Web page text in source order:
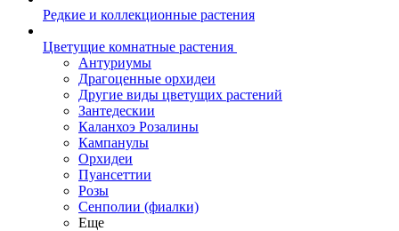
Редкие и коллекционные растения
Цветущие комнатные растения
Антуриумы
Драгоценные орхидеи
Другие виды цветущих растений
Зантедескии
Каланхоэ Розалины
Кампанулы
Орхидеи
Пуансеттии
Розы
Сенполии (фиалки)
Еще